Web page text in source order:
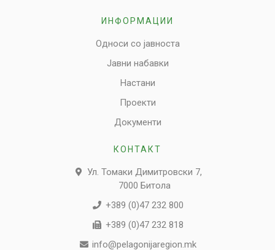
ИНФОРМАЦИИ
Односи со јавноста
Јавни набавки
Настани
Проекти
Документи
КОНТАКТ
Ул. Томаки Димитровски 7,
7000 Битола
+389 (0)47 232 800
+389 (0)47 232 818
info@pelagonijaregion.mk